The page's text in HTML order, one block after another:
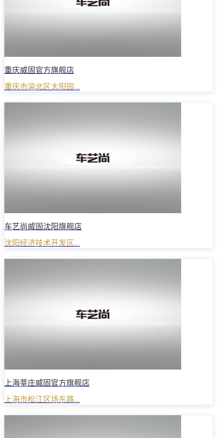
重庆威固官方旗舰店
重庆市渝北区太阳园...
车艺尚威固沈阳旗舰店
沈阳经济技术开发区...
上海莘庄威固官方旗舰店
上海市松江区场东路...